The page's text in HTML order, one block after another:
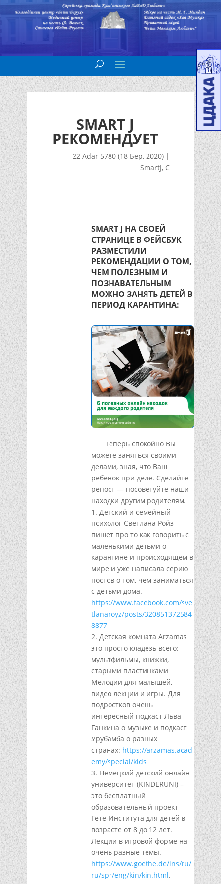
SMART J
РЕКОМЕНДУЕТ
22 Adar 5780 (18 Бер, 2020) |
SmartJ, С
SMART J НА СВОЕЙ
СТРАНИЦЕ В ФЕЙСБУК
РАЗМЕСТИЛИ
РЕКОМЕНДАЦИИ О ТОМ,
ЧЕМ ПОЛЕЗНЫМ И
ПОЗНАВАТЕЛЬНЫМ
МОЖНО ЗАНЯТЬ ДЕТЕЙ В
ПЕРИОД КАРАНТИНА:
Теперь спокойно Вы
можете заняться своими
делами, зная, что Ваш
ребёнок при деле. Сделайте
репост — посоветуйте наши
находки другим родителям.
1. Детский и семейный
психолог Светлана Ройз
пишет про то как говорить с
маленькими детьми о
карантине и происходящем в
мире и уже написала серию
постов о том, чем заниматься
с детьми дома.
https://www.facebook.com/sve
tlanaroyz/posts/320851372584
8877
2. Детская комната Arzamas
это просто кладезь всего:
мультфильмы, книжки,
старыми пластинками
Мелодии для малышей,
видео лекции и игры. Для
подростков очень
интересный подкаст Льва
Ганкина о музыке и подкаст
Урубамба о разных
странах: https://arzamas.acad
emy/special/kids
3. Немецкий детский онлайн-
университет (KINDERUNI) –
это бесплатный
образовательный проект
Гёте-Института для детей в
возрасте от 8 до 12 лет.
Лекции в игровой форме на
очень разные темы.
https://www.goethe.de/ins/ru/
ru/spr/eng/kin/kin.html.